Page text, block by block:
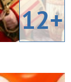
12+